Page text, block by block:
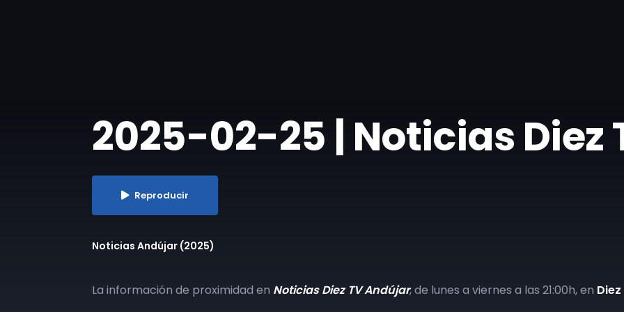
​2025-02-25 | Noticias Diez
Reproducir
Noticias Andújar (2025)
La información de proximidad en Noticias Diez TV Andújar, de lunes a viernes a las 21:00h, en